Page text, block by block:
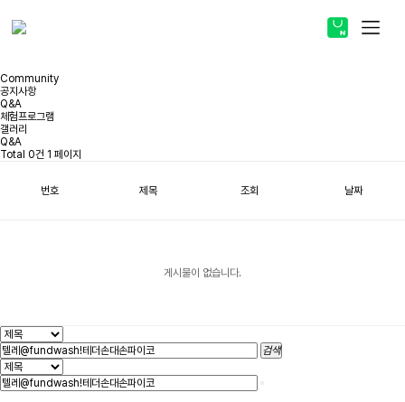
ABOUT
PRODUCT
Community
공지사항
Q&A
체험프로그램
갤러리
Q&A
Total 0건 1 페이지
번호 제목 조회 날짜
게시물이 없습니다.
검색